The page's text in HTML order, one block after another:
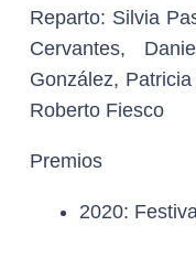
Reparto: Silvia
Cervantes,
González,
Roberto Fiesco
Premios
2020: